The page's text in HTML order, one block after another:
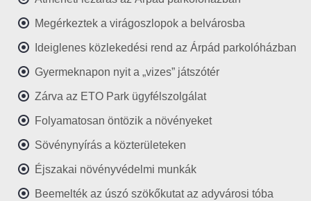
Megérkeztek a virágoszlopok a belvárosba
Ideiglenes közlekedési rend az Árpád parkolóházban
Gyermeknapon nyit a „vizes” játszótér
Zárva az ETO Park ügyfélszolgálat
Folyamatosan öntözik a növényeket
Sövénynyírás a közterületeken
Éjszakai növényvédelmi munkák
Beemelték az úszó szökőkutat az adyvárosi tóba